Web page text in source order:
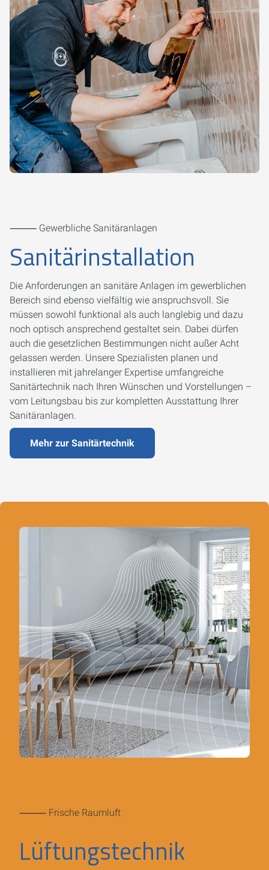
⸻ Gewerbliche Sanitäranlagen
Sanitärinstallation
Die Anforderungen an sanitäre Anlagen im gewerblichen
Bereich sind ebenso vielfältig wie anspruchsvoll. Sie
müssen sowohl funktional als auch langlebig und dazu
noch optisch ansprechend gestaltet sein. Dabei dürfen
auch die gesetzlichen Bestimmungen nicht außer Acht
gelassen werden. Unsere Spezialisten planen und
installieren mit jahrelanger Expertise umfangreiche
Sanitärtechnik nach Ihren Wünschen und Vorstellungen –
vom Leitungsbau bis zur kompletten Ausstattung Ihrer
Sanitäranlagen.
Mehr zur Sanitärtechnik
⸻ Frische Raumluft
Lüftungstechnik